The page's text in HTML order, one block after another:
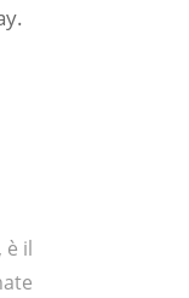
è il